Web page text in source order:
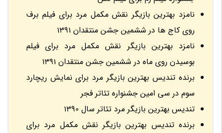
نامزد بهترین بازیگر نقش مکمل مرد برای فیلم برف
روی کاج ها در ششمین جشن منتقدان 1391
نامزد بهترین بازیگر نقش مکمل مرد برای فیلم
بوسیدن روی ماه در ششمین جشن منتقدان 1391
برنده تندیس بهترین بازیگر مرد برای نمایش ریچارد
سوم در سی امین جشنواره تئاتر فجر
تندیس بهترین بازیگر مرد تئاتر سال 1390
برنده تندیس بهترین بازیگر نقش مکمل مرد برای